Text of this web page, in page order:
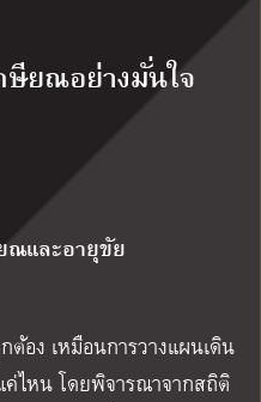
ษียณอย่างมั่นใจ
ณและอายุขัย
ต้อง เหมือนการวางแผนเดิน
ค่ไหน โดยพิจารณาจากสถิติ